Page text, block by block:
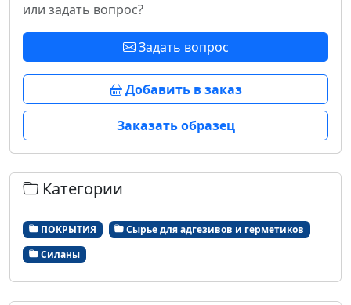
или задать вопрос?
Задать вопрос
Добавить в заказ
Заказать образец
Категории
ПОКРЫТИЯ
Сырье для адгезивов и герметиков
Силаны